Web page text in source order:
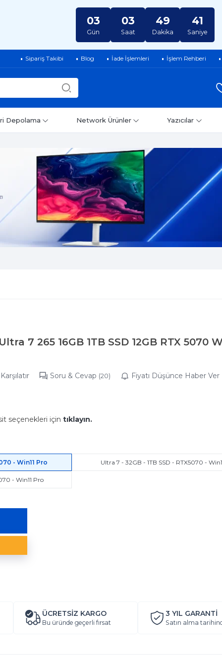
03
Gün
03
Saat
49
Dakika
40
Saniye
Sipariş Takibi Blog İade İşlemleri İşlem Rehberi
Depolama Network Ürünler Yazıcılar
7 265 16GB 1TB SSD 12GB RTX 5070
Karşılatır Soru & Cevap (20) Fiyatı Düşünce Haber Ver
seçenekleri için tıklayın.
- Win11 Pro Ultra 7 - 32GB - 1TB SSD - RTX5070 -
- Win11 Pro
ÜCRETSİZ KARGO
Bu üründe geçerli fırsat
3 YIL GARANTİ
Satın alma